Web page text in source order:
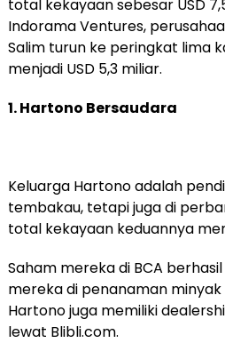
total kekayaan sebesar USD
Indorama Ventures,
Salim turun ke peringkat lima
menjadi USD 5,3 miliar.
1. Hartono Bersaudara
Keluarga Hartono adalah
tembakau, tetapi juga di
total kekayaan keduannya
Saham mereka di BCA
mereka di penanaman
Hartono juga memiliki
lewat Blibli.com.